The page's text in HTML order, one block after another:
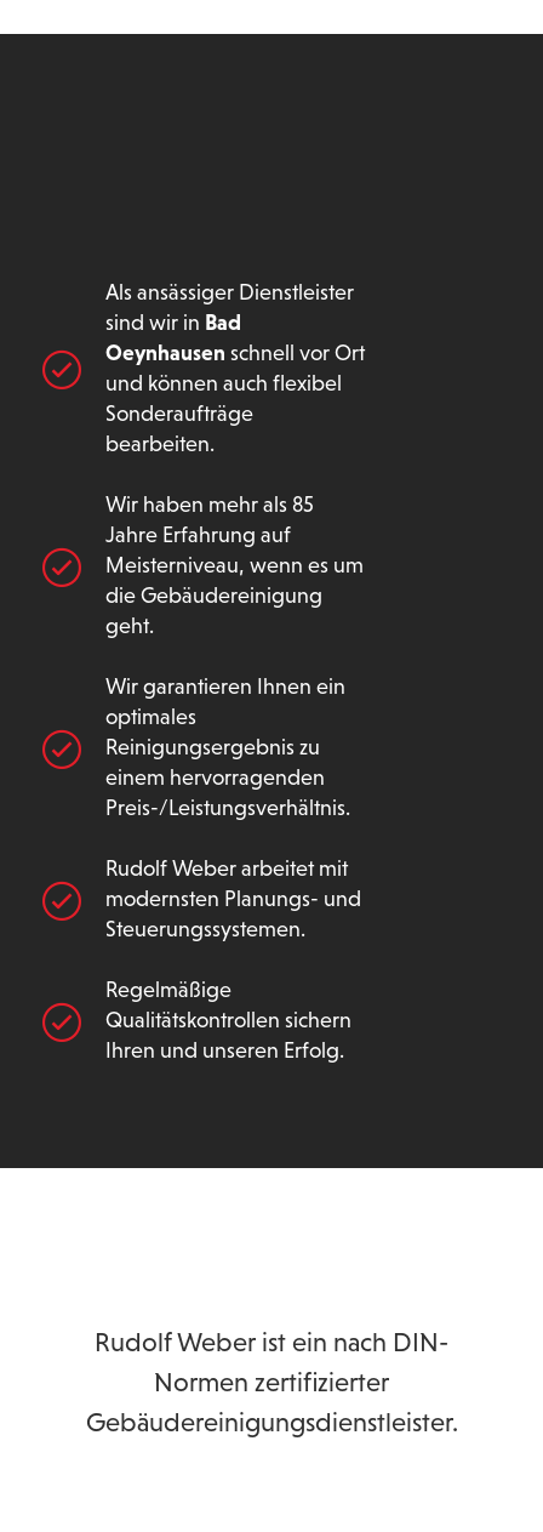
Als ansässiger Dienstleister
sind wir in Bad
Oeynhausen schnell vor Ort
und können auch flexibel
Sonderaufträge
bearbeiten.
Wir haben mehr als 85
Jahre Erfahrung auf
Meisterniveau, wenn es um
die Gebäudereinigung
geht.
Wir garantieren Ihnen ein
optimales
Reinigungsergebnis zu
einem hervorragenden
Preis-/Leistungsverhältnis.
Rudolf Weber arbeitet mit
modernsten Planungs- und
Steuerungssystemen.
Regelmäßige
Qualitätskontrollen sichern
Ihren und unseren Erfolg.
Rudolf Weber ist ein nach DIN-
Normen zertifizierter
Gebäudereinigungsdienstleister.